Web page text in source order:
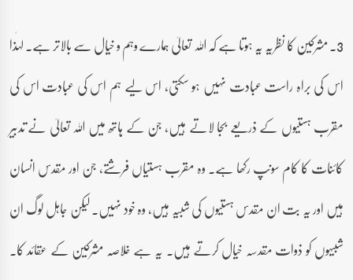
3۔ مشرکین کا نظریہ یہ ہوتا ہے کہ اللہ تعالیٰ ہمارے وہم و خیال سے بالاتر ہے۔ لہٰذا
اس کی براہ راست عبادت نہیں ہو سکتی، اس لیے ہم اس کی عبادت اس کی
مقرب ہستیوں کے ذریعے بجا لاتے ہیں، جن کے ہاتھ میں اللہ تعالیٰ نے تدبیر
کائنات کا کام سونپ رکھا ہے۔ وہ مقرب ہستیاں فرشتے، جن اور مقدس انسان
ہیں اور یہ بت ان مقدس ہستیوں کی شبیہ ہیں، وہ خود نہیں۔ لیکن جاہل لوگ ان
شبیہوں کو ذوات مقدسہ خیال کرتے ہیں۔ یہ ہے خلاصہ مشرکین کے عقائد کا۔